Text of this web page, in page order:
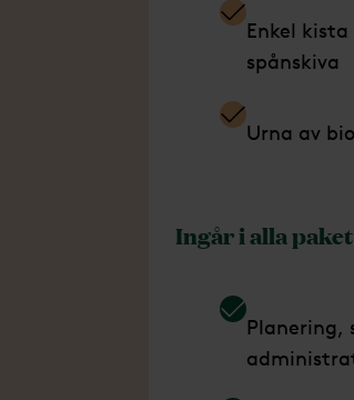
Enkel
spånskiva
Urna av
Ingår i alla paket
Planering,